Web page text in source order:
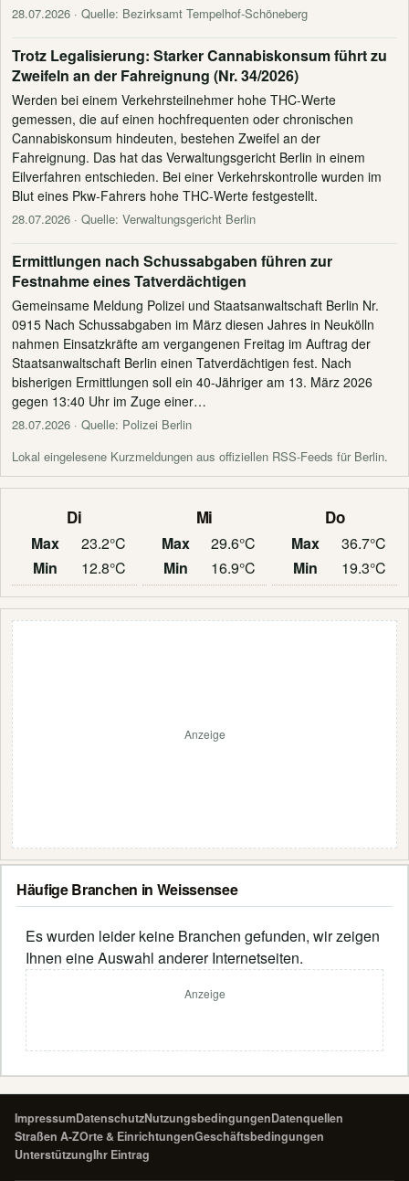
28.07.2026 · Quelle: Bezirksamt Tempelhof-Schöneberg
Trotz Legalisierung: Starker Cannabiskonsum führt zu
Zweifeln an der Fahreignung (Nr. 34/2026)
Werden bei einem Verkehrsteilnehmer hohe THC-Werte
gemessen, die auf einen hochfrequenten oder chronischen
Cannabiskonsum hindeuten, bestehen Zweifel an der
Fahreignung. Das hat das Verwaltungsgericht Berlin in einem
Eilverfahren entschieden. Bei einer Verkehrskontrolle wurden im
Blut eines Pkw-Fahrers hohe THC-Werte festgestellt.
28.07.2026 · Quelle: Verwaltungsgericht Berlin
Ermittlungen nach Schussabgaben führen zur
Festnahme eines Tatverdächtigen
Gemeinsame Meldung Polizei und Staatsanwaltschaft Berlin Nr.
0915 Nach Schussabgaben im März diesen Jahres in Neukölln
nahmen Einsatzkräfte am vergangenen Freitag im Auftrag der
Staatsanwaltschaft Berlin einen Tatverdächtigen fest. Nach
bisherigen Ermittlungen soll ein 40-Jähriger am 13. März 2026
gegen 13:40 Uhr im Zuge einer…
28.07.2026 · Quelle: Polizei Berlin
Lokal eingelesene Kurzmeldungen aus offiziellen RSS-Feeds für Berlin.
Di
Max
23.2°C
Min
12.8°C
Mi
Max
29.6°C
Min
16.9°C
Do
Max
36.7°C
Min
19.3°C
Anzeige
Häufige Branchen in Weissensee
Es wurden leider keine Branchen gefunden, wir zeigen
Ihnen eine Auswahl anderer Internetseiten.
Anzeige
ImpressumDatenschutzNutzungsbedingungenDatenquellen
Straßen A-ZOrte & EinrichtungenGeschäftsbedingungen
UnterstützungIhr Eintrag